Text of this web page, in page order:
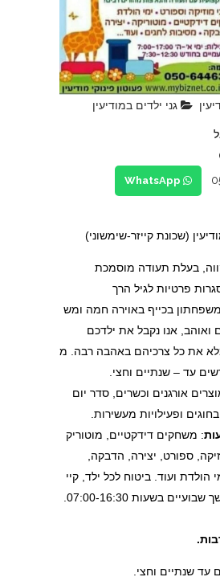
גני ילדים במודיעין
(שכונת קייזר-שימשוני)
בעלת תעודה מוסמכת
פרטיות לגיל הרך
משפחתון בכייף באוירה חמה ומש
ואוהב, אנו נקבל את ילדכם
את כל צרכיהם באהבה רבה. מ
אורגנים וכשרים, סדר יום
ופעילויות מעשירות.
: משחקים דידקטיים, מוטוריק
ספורט, יצירה, הדבקה,
הולדת ועוד. ביטוח לכל ילד, קיי
בשעות 07:00-16:30.